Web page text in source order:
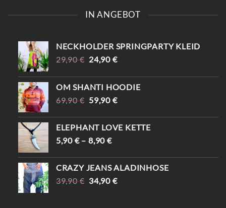
IN ANGEBOT
NECKHOLDER SPRINGPARTY KLEID
29,90€ URSPRÜNGLICHER
WAR:
29,90 €
24,90 €AKTUELLER
IST:
24,90 €.
OM SHANTI HOODIE
69,90€ URSPRÜNGLICHER
WAR:
69,90 €
59,90 €AKTUELLER
IST:
59,90 €.
ELEPHANT LOVE KETTE
5,90 €–8,90€
CRAZY JEANS ALADINHOSE
39,90€ URSPRÜNGLICHER
34,90 €AKTUELLER